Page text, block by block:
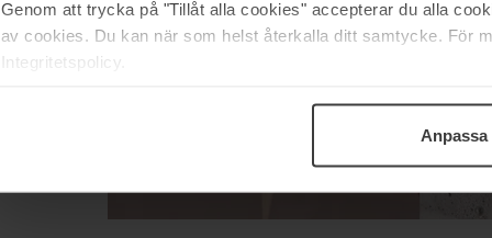
Genom att trycka på "Tillåt alla cookies" accepterar du alla
av cookies. Du kan när som helst återkalla ditt samtycke. För
Integritetspolicy.
Anpassa